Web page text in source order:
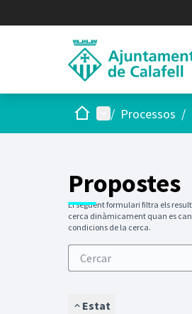
Inici Menú principal
/ Processos /
Propostes
El següent formulari filtra els
cerca dinàmicament quan es
condicions de la cerca.
Estat